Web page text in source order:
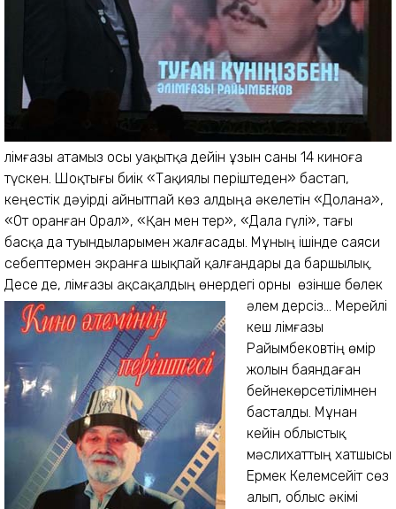
Әлімғазы атамыз осы уақытқа дейін ұзын саны 14 киноға
түскен. Шоқтығы биік «Тақиялы періштеден» бастап,
кеңестік дәуірді айнытпай көз алдыңа әкелетін «Долана»,
«От оранған Орал», «Қан мен тер», «Дала гүлі», тағы
басқа да туындыларымен жалғасады. Мұның ішінде саяси
себептермен экранға шықпай қалғандары да баршылық.
Десе де, Әлімғазы ақсақалдың өнердегі орны өзінше бөлек
әлем дерсіз... Мерейлі
кеш Әлімғазы
Райымбековтің өмір
жолын баяндаған
бейнекөрсетілімнен
басталды. Мұнан
кейін облыстық
мәслихаттың хатшысы
Ермек Келемсейіт сөз
алып, облыс әкімі